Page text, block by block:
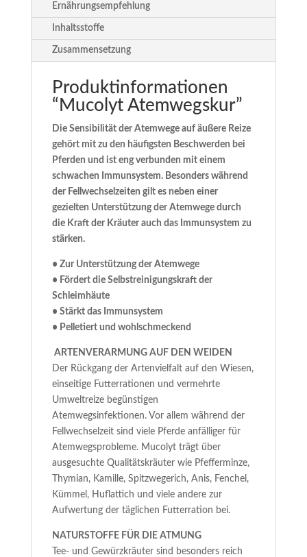
Ernährungsempfehlung
Inhaltsstoffe
Zusammensetzung
Produktinformationen
“Mucolyt Atemwegskur”
Die Sensibilität der Atemwege auf äußere Reize
gehört mit zu den häufigsten Beschwerden bei
Pferden und ist eng verbunden mit einem
schwachen Immunsystem. Besonders während
der Fellwechselzeiten gilt es neben einer
gezielten Unterstützung der Atemwege durch
die Kraft der Kräuter auch das Immunsystem zu
stärken.
• Zur Unterstützung der Atemwege
• Fördert die Selbstreinigungskraft der
Schleimhäute
• Stärkt das Immunsystem
• Pelletiert und wohlschmeckend
ARTENVERARMUNG AUF DEN WEIDEN
Der Rückgang der Artenvielfalt auf den Wiesen,
einseitige Futterrationen und vermehrte
Umweltreize begünstigen
Atemwegsinfektionen. Vor allem während der
Fellwechselzeit sind viele Pferde anfälliger für
Atemwegsprobleme. Mucolyt trägt über
ausgesuchte Qualitätskräuter wie Pfefferminze,
Thymian, Kamille, Spitzwegerich, Anis, Fenchel,
Kümmel, Huflattich und viele andere zur
Aufwertung der täglichen Futterration bei.
NATURSTOFFE FÜR DIE ATMUNG
Tee- und Gewürzkräuter sind besonders reich